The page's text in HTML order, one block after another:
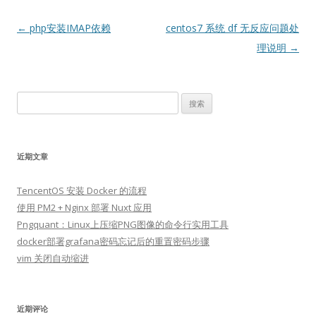
文
← php安装IMAP依赖
centos7 系统 df 无反应问题处
理说明 →
索：
近期文章
TencentOS 安装 Docker 的流程
使用 PM2 + Nginx 部署 Nuxt 应用
Pngquant：Linux上压缩PNG图像的命令行实用工具
docker部署grafana密码忘记后的重置密码步骤
vim 关闭自动缩进
近期评论